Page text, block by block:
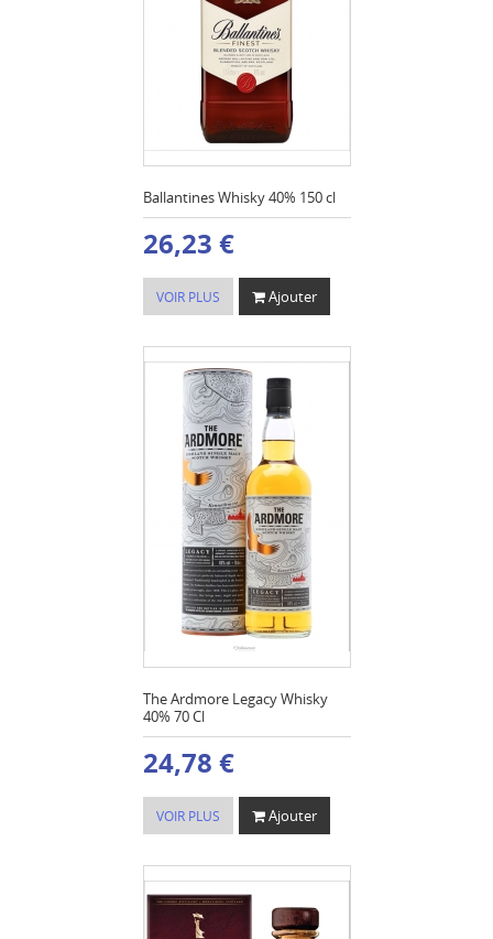
Ballantines Whisky 40% 150 cl
26,23 €
VOIR PLUS Ajouter
The Ardmore Legacy Whisky
40% 70 Cl
24,78 €
VOIR PLUS Ajouter